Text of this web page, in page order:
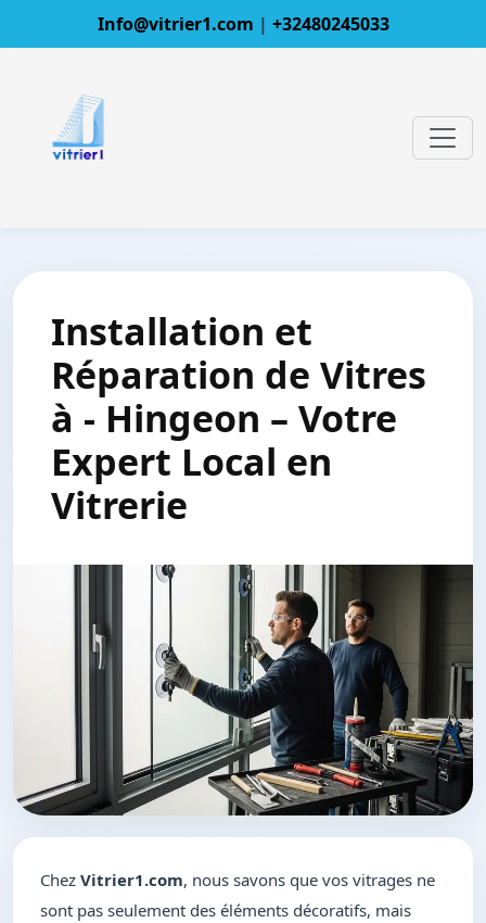
Info@vitrier1.com | +32480245033
Installation et
Réparation de Vitres
à - Hingeon – Votre
Expert Local en
Vitrerie
Chez Vitrier1.com, nous savons que vos vitrages ne
sont pas seulement des éléments décoratifs, mais